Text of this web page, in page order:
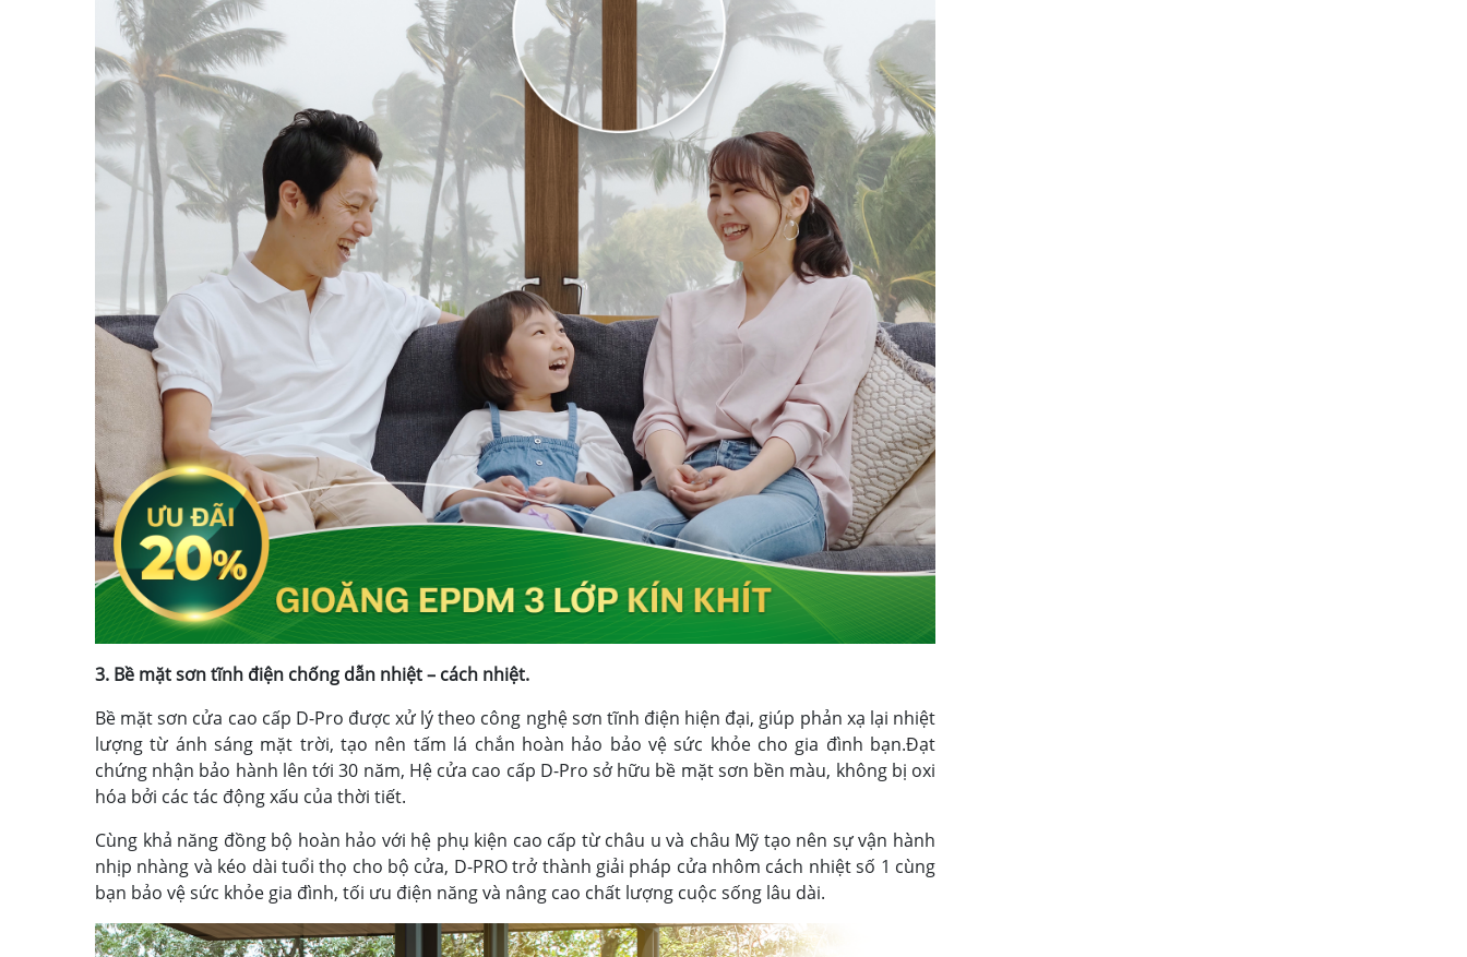
3. Bề mặt sơn tĩnh điện chống dẫn nhiệt – cách nhiệt.
Bề mặt sơn cửa cao cấp D-Pro được xử lý theo công nghệ sơn tĩnh điện hiện đại, giúp phản xạ lại nhiệt
lượng từ ánh sáng mặt trời, tạo nên tấm lá chắn hoàn hảo bảo vệ sức khỏe cho gia đình bạn.Đạt
chứng nhận bảo hành lên tới 30 năm, Hệ cửa cao cấp D-Pro sở hữu bề mặt sơn bền màu, không bị oxi
hóa bởi các tác động xấu của thời tiết.
Cùng khả năng đồng bộ hoàn hảo với hệ phụ kiện cao cấp từ châu u và châu Mỹ tạo nên sự vận hành
nhịp nhàng và kéo dài tuổi thọ cho bộ cửa, D-PRO trở thành giải pháp cửa nhôm cách nhiệt số 1 cùng
bạn bảo vệ sức khỏe gia đình, tối ưu điện năng và nâng cao chất lượng cuộc sống lâu dài.